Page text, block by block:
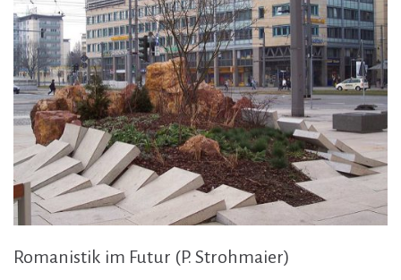
Romanistik im Futur (P. Strohmaier)